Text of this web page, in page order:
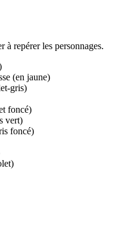
à repérer les personnages.
(en jaune)
gris)
foncé)
vert)
foncé)